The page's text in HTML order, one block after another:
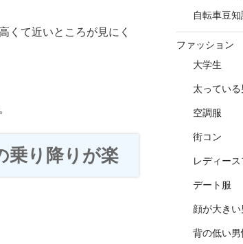
くて近いところが見にく
乗り降りが楽
自転車豆知
ファッション
大学生
太ってい
空調服
街コン
レディー
デート服
顔が大き
背の低い男